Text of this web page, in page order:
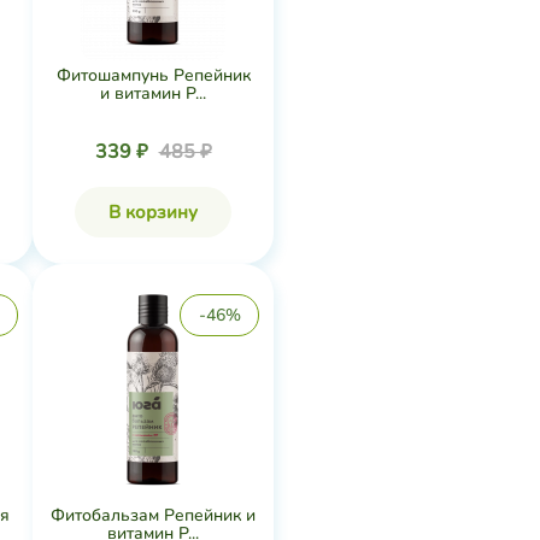
Фитошампунь Репейник
и витамин P...
339 ₽ 485 ₽
В корзину
-46%
Фитобальзам Репейник и
витамин P...